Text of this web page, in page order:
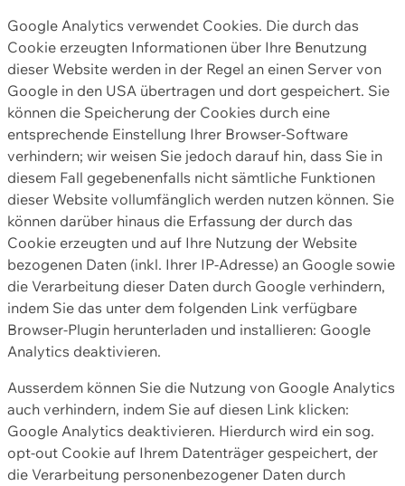
Google Analytics verwendet Cookies. Die durch das
Cookie erzeugten Informationen über Ihre Benutzung
dieser Website werden in der Regel an einen Server von
Google in den USA übertragen und dort gespeichert. Sie
können die Speicherung der Cookies durch eine
entsprechende Einstellung Ihrer Browser-Software
verhindern; wir weisen Sie jedoch darauf hin, dass Sie in
diesem Fall gegebenenfalls nicht sämtliche Funktionen
dieser Website vollumfänglich werden nutzen können. Sie
können darüber hinaus die Erfassung der durch das
Cookie erzeugten und auf Ihre Nutzung der Website
bezogenen Daten (inkl. Ihrer IP-Adresse) an Google sowie
die Verarbeitung dieser Daten durch Google verhindern,
indem Sie das unter dem folgenden Link verfügbare
Browser-Plugin herunterladen und installieren: Google
Analytics deaktivieren.
Ausserdem können Sie die Nutzung von Google Analytics
auch verhindern, indem Sie auf diesen Link klicken:
Google Analytics deaktivieren. Hierdurch wird ein sog.
opt-out Cookie auf Ihrem Datenträger gespeichert, der
die Verarbeitung personenbezogener Daten durch